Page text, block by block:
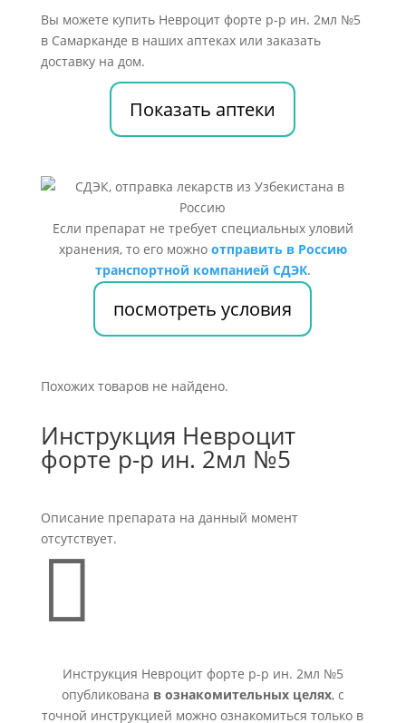
Вы можете купить Невроцит форте р-р ин. 2мл №5
в Самарканде в наших аптеках или заказать
доставку на дом.
Показать аптеки
Если препарат не требует специальных уловий
хранения, то его можно отправить в Россию
транспортной компанией СДЭК.
посмотреть условия
Похожих товаров не найдено.
Инструкция Невроцит
форте р-р ин. 2мл №5
Описание препарата на данный момент
отсутствует.

Инструкция Невроцит форте р-р ин. 2мл №5
опубликована в ознакомительных целях, с
точной инструкцией можно ознакомиться только в